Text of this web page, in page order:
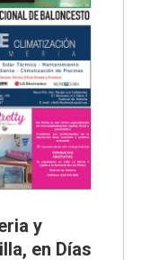
y
en Días